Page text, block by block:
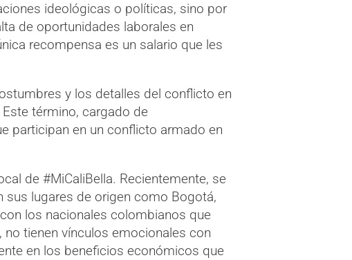
ideológicas o políticas, sino por
de oportunidades laborales en
recompensa es un salario que les
y los detalles del conflicto en
Este término, cargado de
participan en un conflicto armado en
de #MiCaliBella. Recientemente, se
sus lugares de origen como Bogotá,
los nacionales colombianos que
tienen vínculos emocionales con
en los beneficios económicos que